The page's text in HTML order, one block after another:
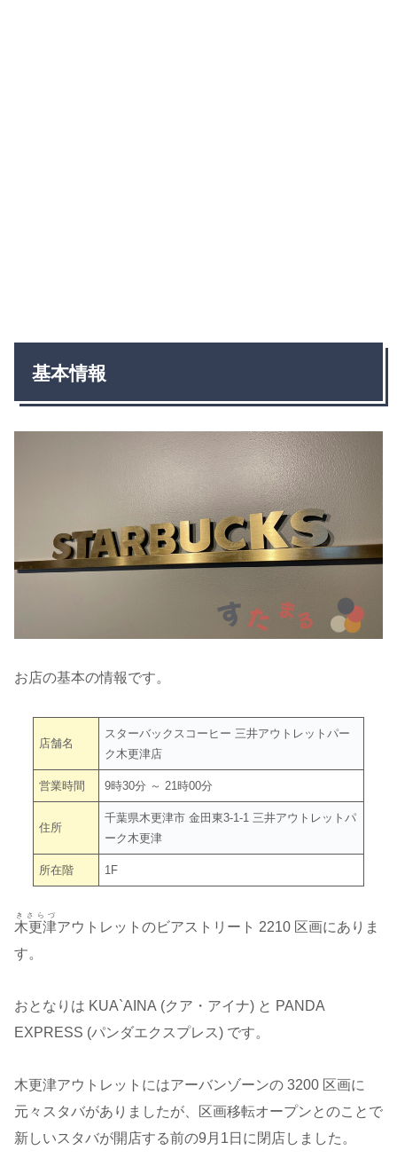
基本情報
お店の基本の情報です。
店舗名
スターバックスコーヒー 三井アウトレットパー
ク木更津店
営業時間 9時30分 ～ 21時00分
住所
千葉県木更津市 金田東3-1-1 三井アウトレットパ
ーク木更津
所在階 1F
木更津
きさらづ
アウトレットのビアストリート 2210 区画にありま
す。
おとなりは KUA`AINA (クア・アイナ) と PANDA
EXPRESS (パンダエクスプレス) です。
木更津アウトレットにはアーバンゾーンの 3200 区画に
元々スタバがありましたが、区画移転オープンとのことで
新しいスタバが開店する前の9月1日に閉店しました。